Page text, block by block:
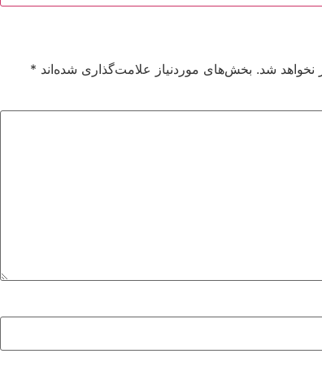
نخواهد شد. بخش‌های موردنیاز علامت‌گذاری شده‌اند *